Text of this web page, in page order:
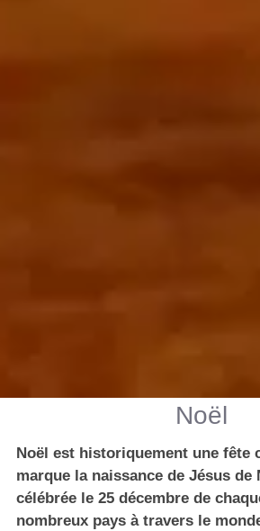
Noël
Noël est historiquement une fête
marque la naissance de Jésus de
célébrée le 25 décembre de
nombreux pays à travers le